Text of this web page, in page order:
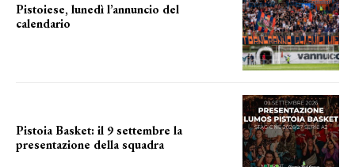
Pistoiese, lunedì l’annuncio del
calendario
Pistoia Basket: il 9 settembre la
presentazione della squadra